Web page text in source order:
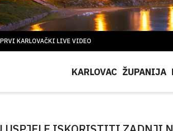
PRVI KARLOVAČKI LIVE VIDEO
KARLOVAC ŽUPANIJA